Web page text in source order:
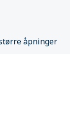
åpninger